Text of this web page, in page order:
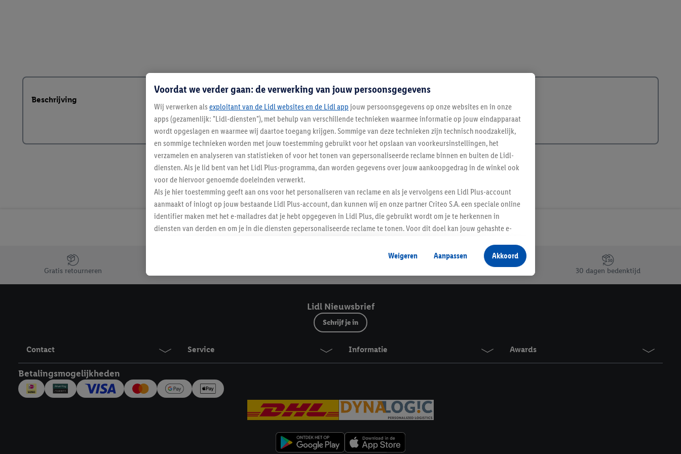
Beschrijving
Lidl Nieuwsbrief
Jouw voordelen bij ons als Lidl webshop klant
Gratis retourneren 30 dagen bedenktijd
Lidl Nieuwsbrief
Schrijf je in
Contact Service Informatie Awards
Betalingsmogelijkheden
Voordat we verder gaan: de verwerking van jouw persoonsgegevens
Wij verwerken als exploitant van de Lidl websites en de Lidl app jouw persoonsgegevens op onze websites en in onze
apps (gezamenlijk: "Lidl-diensten"), met behulp van verschillende technieken waarmee informatie op jouw eindapparaat
wordt opgeslagen en waarmee wij daartoe toegang krijgen. Sommige van deze technieken zijn technisch noodzakelijk,
en sommige technieken worden met jouw toestemming gebruikt voor het opslaan van voorkeursinstellingen, het
verzamelen en analyseren van statistieken of voor het tonen van gepersonaliseerde reclame binnen en buiten de Lidl-
diensten. Als je lid bent van het Lidl Plus-programma, dan worden gegevens over jouw aankoopgedrag in de winkel ook
voor de hiervoor genoemde doeleinden verwerkt.
Als je hier toestemming geeft aan ons voor het personaliseren van reclame en als je vervolgens een Lidl Plus-account
aanmaakt of inlogt op jouw bestaande Lidl Plus-account, dan kunnen wij en onze partner Criteo S.A. een speciale online
identifier maken met het e-mailadres dat je hebt opgegeven in Lidl Plus, die gebruikt wordt om je te herkennen in
diensten van derden en om je in die diensten gepersonaliseerde reclame te tonen. Voor dit doel kan jouw gehashte e-
Als je hiervoor toestemming geeft, dan kunnen retargeting advertenties worden weergegeven voor producten waarin je
eerder interesse hebt getoond (bijvoorbeeld door het product in een winkelmandje van een online winkel te plaatsen
Lidl-diensten worden weergegeven, als verschillende eindapparaten en Lidl-diensten, met behulp van jouw gehashte e-
mailadres en met eventuele andere identifiers of met identifiers waarover Criteo S.A. beschikt, aan jou kunnen worden
verwerkingsdoeleinden je instemt. Verder kan je er meer informatie vinden over de gegevensverwerking.
Door te klikken op "Weigeren", kies je voor de optie dat er enkel technisch noodzakelijke cookies en vergelijkbare
Door op "Akkoord" te klikken, stem je in met alle verwerkingen voor alle bovengenoemde doeleinden. Meer informatie,
inclusief over de opslagperiode van de gegevens en je recht om jouw toestemming op elk gewenst moment in te
privacyverklaring.Je vindt de impressum voor de Lidl website hier.Klik
over de cookies die wij inzetten.
Weigeren Aanpassen Akkoord